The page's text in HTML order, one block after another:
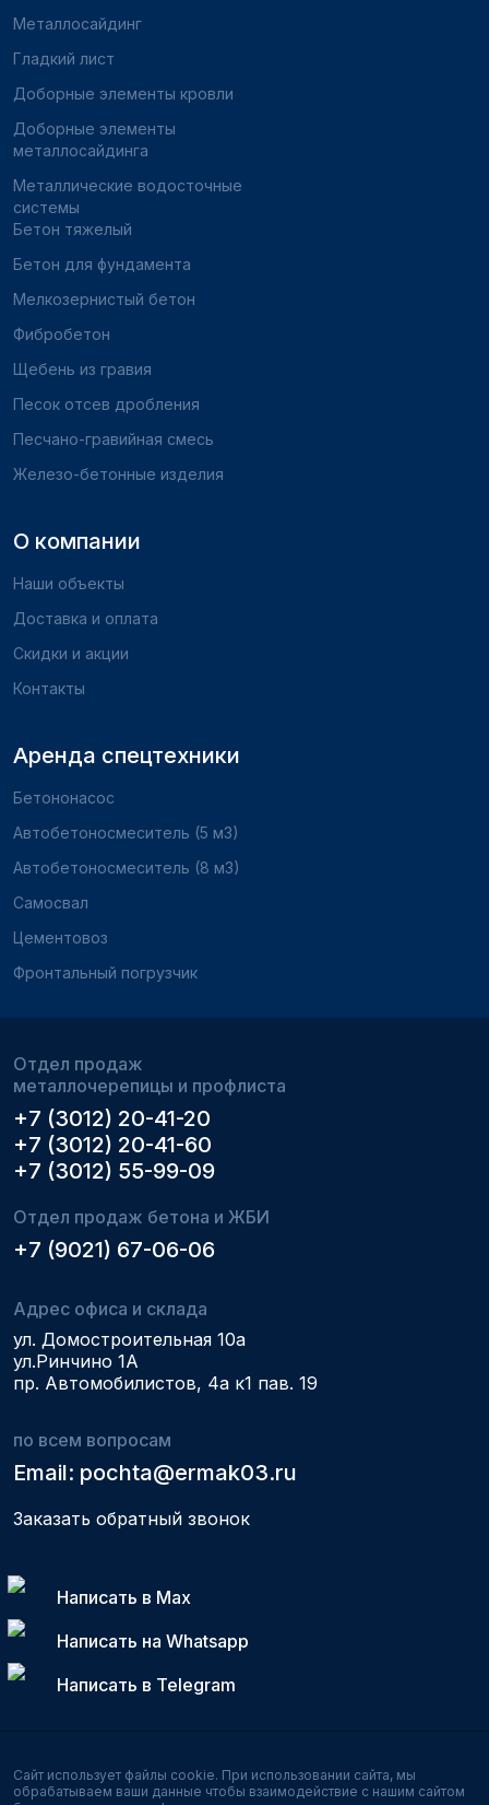
Металлосайдинг
Гладкий лист
Доборные элементы кровли
Доборные элементы
металлосайдинга
Металлические водосточные
системы
Бетон тяжелый
Бетон для фундамента
Мелкозернистый бетон
Фибробетон
Щебень из гравия
Песок отсев дробления
Песчано-гравийная смесь
Железо-бетонные изделия
О компании
Наши объекты
Доставка и оплата
Скидки и акции
Контакты
Аренда спецтехники
Бетононасос
Автобетоносмеситель (5 м3)
Автобетоносмеситель (8 м3)
Самосвал
Цементовоз
Фронтальный погрузчик
Отдел продаж
металлочерепицы и профлиста
+7 (3012) 20-41-20
+7 (3012) 20-41-60
+7 (3012) 55-99-09
Отдел продаж бетона и ЖБИ
+7 (9021) 67-06-06
Адрес офиса и склада
ул. Домостроительная 10а
ул.Ринчино 1А
пр. Автомобилистов, 4а к1 пав. 19
по всем вопросам
Email: pochta@ermak03.ru
Заказать обратный звонок
Написать в Max
Написать на Whatsapp
Написать в Telegram
Сайт использует файлы cookie. При использовании сайта, мы
обрабатываем ваши данные чтобы взаимодействие с нашим сайтом